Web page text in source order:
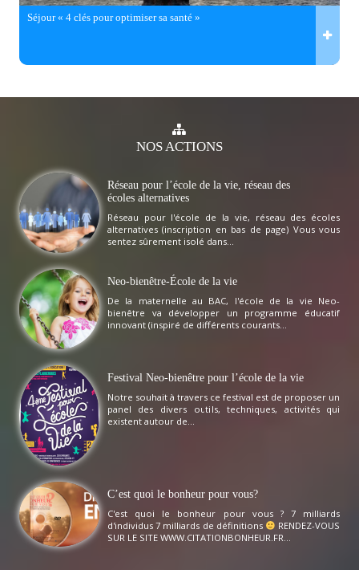
Séjour « 4 clés pour optimiser sa santé »
NOSACTIONS
Réseau pour l’école de la vie, réseau des
écoles alternatives
Réseau pour l'école de la vie, réseau des écoles
alternatives (inscription en bas de page) Vous vous
sentez sûrement isolé dans...
Neo-bienêtre-École de la vie
De la maternelle au BAC, l'école de la vie Neo-
bienêtre va développer un programme éducatif
innovant (inspiré de différents courants...
Festival Neo-bienêtre pour l’école de la vie
Notre souhait à travers ce festival est de proposer un
panel des divers outils, techniques, activités qui
existent autour de...
C’est quoi le bonheur pour vous?
C'est quoi le bonheur pour vous ? 7 milliards
d'individus 7 milliards de définitions
RENDEZ-VOUS
SUR LE SITE WWW.CITATIONBONHEUR.FR...